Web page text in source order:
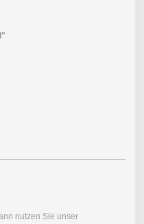
nutzen Sie unser